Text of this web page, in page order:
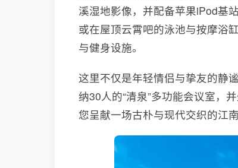
溪湿地影像，并配备苹果iPod基
或在屋顶云霄吧的泳池与按摩浴
与健身设施。
这里不仅是年轻情侣与挚友的静
纳30人的“清泉”多功能会议室，
您呈献一场古朴与现代交织的江南